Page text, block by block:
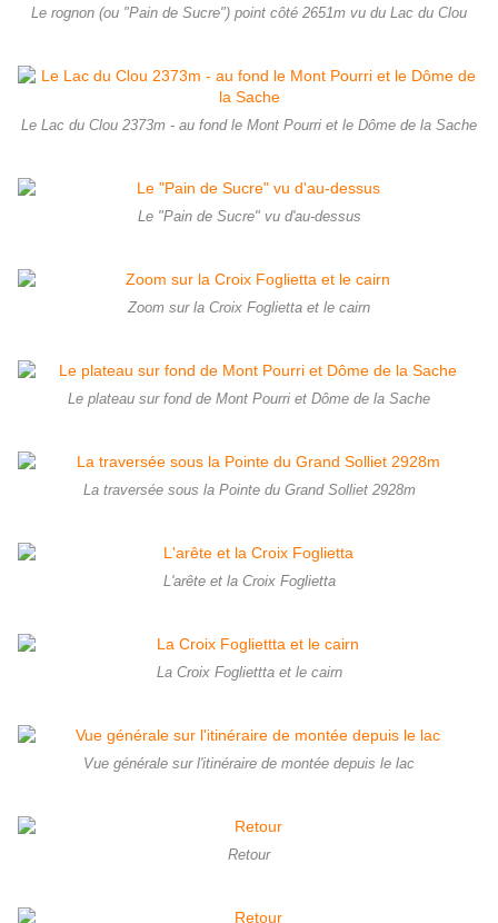
Le rognon (ou "Pain de Sucre") point côté 2651m vu du Lac du Clou
Le Lac du Clou 2373m - au fond le Mont Pourri et le Dôme de la Sache
Le "Pain de Sucre" vu d'au-dessus
Zoom sur la Croix Foglietta et le cairn
Le plateau sur fond de Mont Pourri et Dôme de la Sache
La traversée sous la Pointe du Grand Solliet 2928m
L'arête et la Croix Foglietta
La Croix Fogliettta et le cairn
Vue générale sur l'itinéraire de montée depuis le lac
Retour